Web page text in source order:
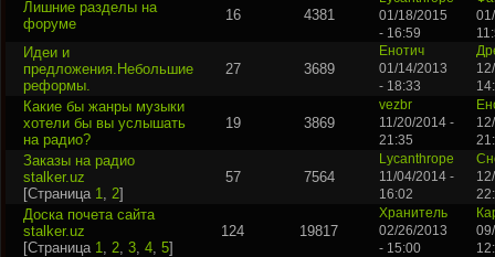
Лишние разделы на
форуме
16 4381
01/18/2015
- 16:59
Идеи и
предложения.Небольшие
реформы.
27 3689
Енотич
01/14/2013
- 18:33
Какие бы жанры музыки
хотели бы вы услышать
на радио?
19 3869
vezbr
11/20/2014 -
21:35
Заказы на радио
stalker.uz
[Страница 1 2]
57 7564
Lycanthrope
11/04/2014 -
16:02
Доска почета сайта
stalker.uz
[Страница 1 2 3 4 5]
124 19817
Хранитель
02/26/2013
- 15:00